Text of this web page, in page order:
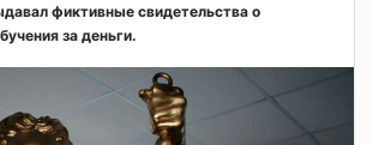
фиктивные свидетельства о
за деньги.